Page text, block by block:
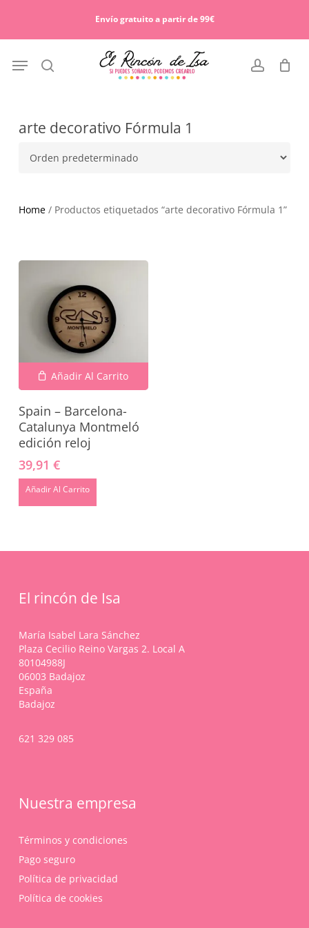
Envío gratuito a partir de 99€
search account
Menu
Cart
No hay productos en el carrito.
arte decorativo Fórmula 1
Home/ Productos etiquetados “arte decorativo Fórmula 1”
Añadir Al Carrito
Spain – Barcelona-
Catalunya Montmeló
edición reloj
39,91 €
Añadir Al Carrito
El rincón de Isa
María Isabel Lara Sánchez
Plaza Cecilio Reino Vargas 2. Local A
80104988J
06003 Badajoz
España
Badajoz
621 329 085
Nuestra empresa
Términos y condiciones
Pago seguro
Política de privacidad
Política de cookies